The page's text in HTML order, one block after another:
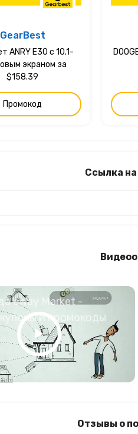
GearBest
ANRY E30 с 10.1-
экраном за
$158.39
Промокод
Ссылка
eWay Market -
и промокоды
Отзывы о